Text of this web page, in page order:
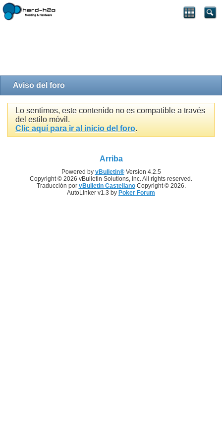
Aviso del foro
Lo sentimos, este contenido no es compatible a través
del estilo móvil.
Clic aquí para ir al inicio del foro.
Arriba
Powered by vBulletin®Version 4.2.5
Copyright © 2026 vBulletin Solutions, Inc. All rights reserved.
Traducción por vBulletin CastellanoCopyright © 2026.
AutoLinker v1.3 by Poker Forum